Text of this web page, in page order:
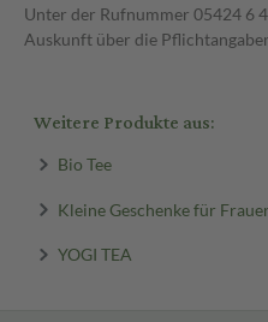
Unter der Rufnummer 05424 6
Auskunft über die
Weitere Produkte aus:
Bio Tee
Kleine Geschenke für
YOGI TEA